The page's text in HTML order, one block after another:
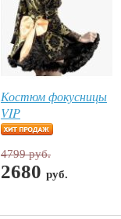
Костюм фокусницы
VIP
4799 руб.
2680 руб.